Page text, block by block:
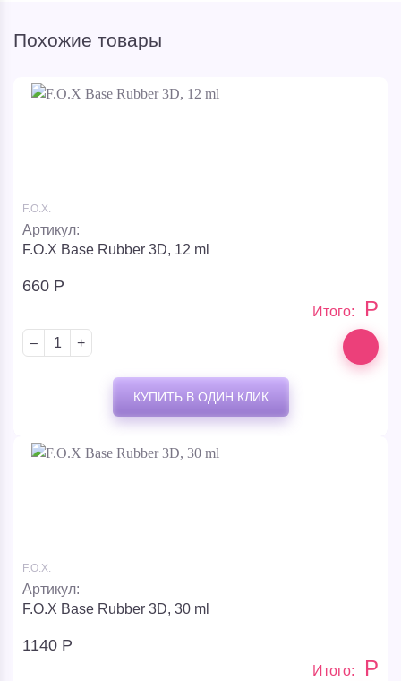
Похожие товары
F.O.X.
Артикул:
F.O.X Base Rubber 3D, 12 ml
660 Р
Итого: Р
– +
КУПИТЬ В ОДИН КЛИК
F.O.X.
Артикул:
F.O.X Base Rubber 3D, 30 ml
1140 Р
Итого: Р